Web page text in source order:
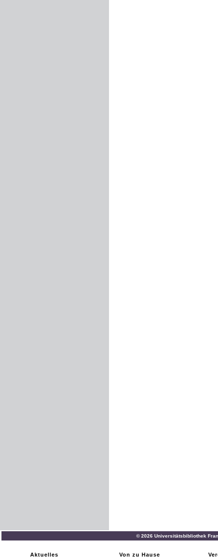
© 2026 Universitätsbibliothek
Aktuelles Von zu Hause